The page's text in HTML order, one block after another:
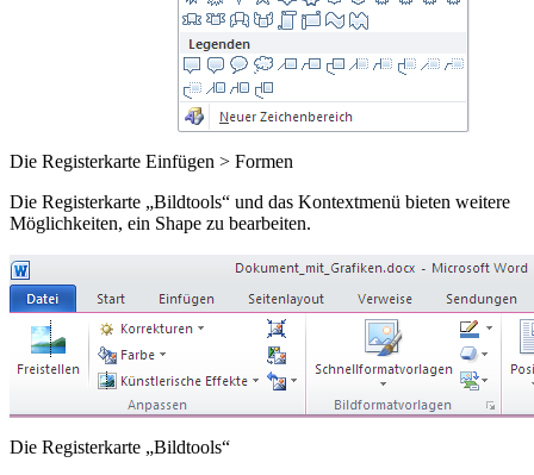
Die Registerkarte Einfügen > Formen
Die Registerkarte „Bildtools“ und das Kontextmenü bieten weitere
Möglichkeiten, ein Shape zu bearbeiten.
Die Registerkarte „Bildtools“